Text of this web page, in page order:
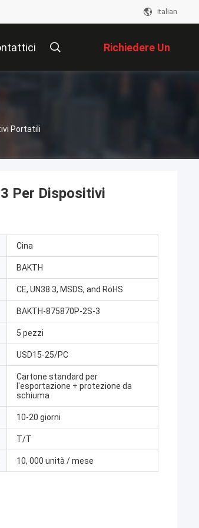
Italian
Richiedere Un
Preventivo
Portatili
Per Dispositivi
Cina
BAKTH
CE, UN38.3, MSDS, and RoHS
BAKTH-875870P-2S-3
5 pezzi
USD15-25/PC
Cartone standard per
l'esportazione + protezione da
schiuma
10-20 giorni
T/T
10, 000 unità / mese